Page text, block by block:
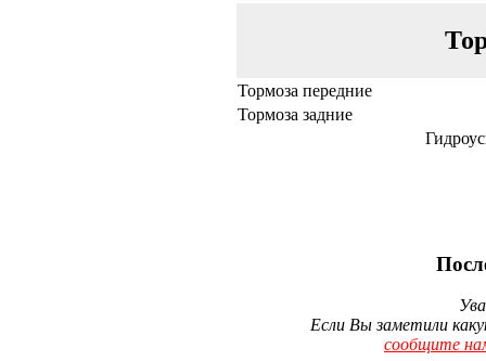
Тормоза передние
Тормоза задние
Если Вы заметили
сообщите